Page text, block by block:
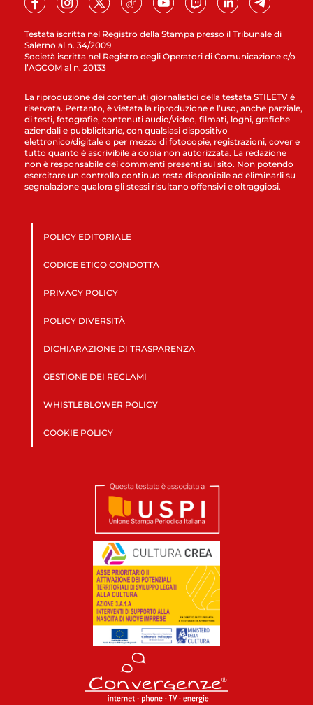
Testata iscritta nel Registro della Stampa presso il Tribunale di
Salerno al n. 34/2009
Società iscritta nel Registro degli Operatori di Comunicazione c/o
l’AGCOM al n. 20133
La riproduzione dei contenuti giornalistici della testata STILETV è
riservata. Pertanto, è vietata la riproduzione e l’uso, anche parziale,
di testi, fotografie, contenuti audio/video, filmati, loghi, grafiche
aziendali e pubblicitarie, con qualsiasi dispositivo
elettronico/digitale o per mezzo di fotocopie, registrazioni, cover e
tutto quanto è ascrivibile a copia non autorizzata. La redazione
non è responsabile dei commenti presenti sul sito. Non potendo
esercitare un controllo continuo resta disponibile ad eliminarli su
segnalazione qualora gli stessi risultano offensivi e oltraggiosi.
POLICY EDITORIALE
CODICE ETICO CONDOTTA
PRIVACY POLICY
POLICY DIVERSITÀ
DICHIARAZIONE DI TRASPARENZA
GESTIONE DEI RECLAMI
WHISTLEBLOWER POLICY
COOKIE POLICY